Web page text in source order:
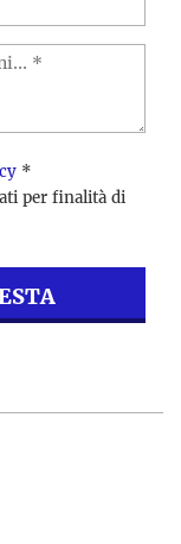
*
per finalità di